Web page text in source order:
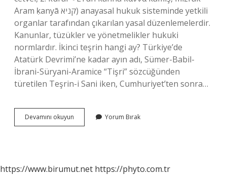
Aram ḳanyā קניא) anayasal hukuk sisteminde yetkili
organlar tarafından çıkarılan yasal düzenlemelerdir.
Kanunlar, tüzükler ve yönetmelikler hukuki
normlardır. İkinci teşrin hangi ay? Türkiye’de
Atatürk Devrimi’ne kadar ayın adı, Sümer-Babil-
İbrani-Süryani-Aramice “Tişri” sözcüğünden
türetilen Teşrin-i Sani iken, Cumhuriyet’ten sonra…
Devamını okuyun
Hangi
Yorum Bırak
https://www.birumut.net https://phyto.com.tr